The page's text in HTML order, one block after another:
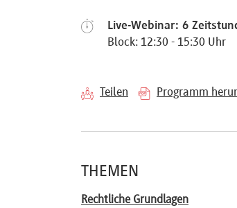
Live-Webinar: 6
Block: 12:30 - 15:30 Uhr
Teilen Programm
THEMEN
Rechtliche Grundlagen